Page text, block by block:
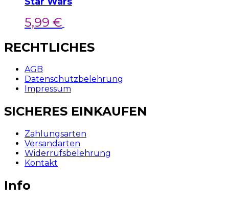
5,99 €
RECHTLICHES
AGB
Datenschutzbelehrung
Impressum
SICHERES EINKAUFEN
Zahlungsarten
Versandarten
Widerrufsbelehrung
Kontakt
Info